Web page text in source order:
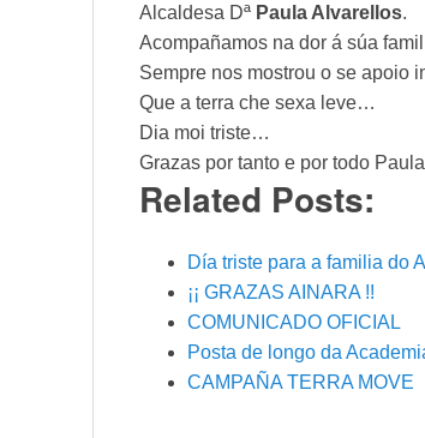
Alcaldesa Dª Paula Alvarellos.
Acompañamos na dor á súa
Sempre nos mostrou o se apoio
Que a terra che sexa leve…
Dia moi triste…
Grazas por tanto e por todo
Related Posts:
Día triste para a familia do
¡¡ GRAZAS AINARA !!
COMUNICADO OFICIAL
Posta de longo da
CAMPAÑA TERRA MOVE